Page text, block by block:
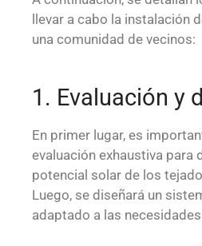
llevar a cabo la instalación
una comunidad de vecinos:
1. Evaluación y
En primer lugar, es
evaluación exhaustiva para
potencial solar de los
Luego, se diseñará un
adaptado a las